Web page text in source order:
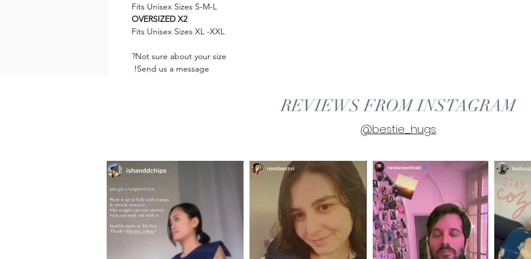
Fits Unisex Sizes S-M-L
OVERSIZED X2
Fits Unisex Sizes XL -XXL
Not sure about your size?
Send us a message!
REVIEWS FROM INSTAGRAM
@bestie_hugs